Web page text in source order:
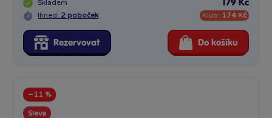
Skladem
Ihned: 2 poboček
179 Kč
Klub: 174 Kč
Rezervovat Do košíku
−11 %
Sleva